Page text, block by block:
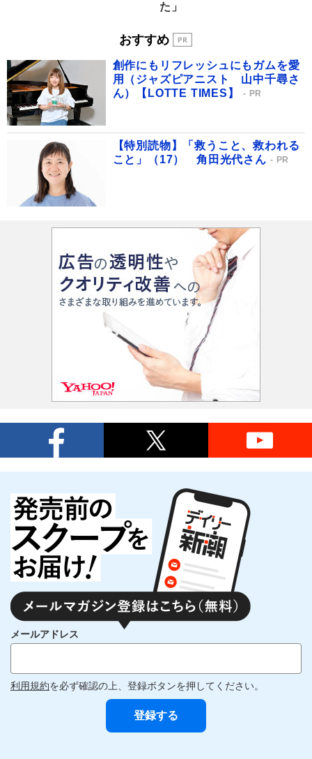
た」
おすすめ
創作にもリフレッシュにもガムを愛
用（ジャズピアニスト 山中千尋さ
ん）【LOTTE TIMES】
PR
【特別読物】「救うこと、救われる
こと」（17） 角田光代さん
PR
メールアドレス
利用規約を必ず確認の上、登録ボタンを押してください。